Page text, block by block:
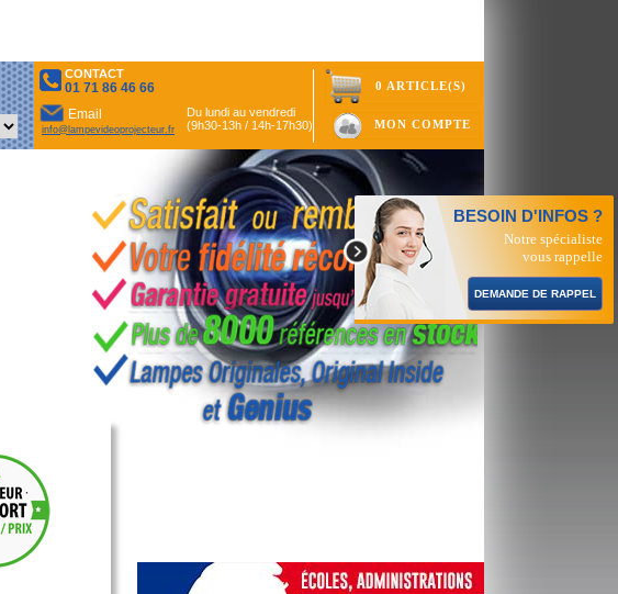
CONTACT
01 71 86 46 66
Email
info@lampevideoprojecteur.fr
Du lundi au vendredi
(9h30-13h / 14h-17h30)
0 ARTICLE(S)
MON COMPTE
BESOIN D'INFOS ?
Notre spécialiste
vous rappelle
DEMANDE DE RAPPEL